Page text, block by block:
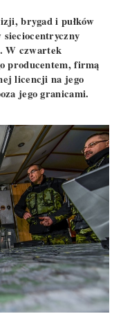
brygad i pułków
sieciocentryczny
W czwartek
producentem, firmą
licencji na jego
jego granicami.